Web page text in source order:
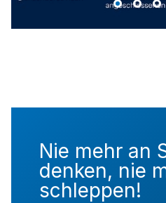
Nie mehr an
denken, nie
schleppen!